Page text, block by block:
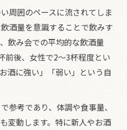
周囲のペースに流されてしま
酒量を意識することで飲みす
飲み会での平均的な飲酒量
前後、女性で2〜3杯程度とい
酒に強い」「弱い」という自
参考であり、体調や食事量、
変動します。特に新人やお酒